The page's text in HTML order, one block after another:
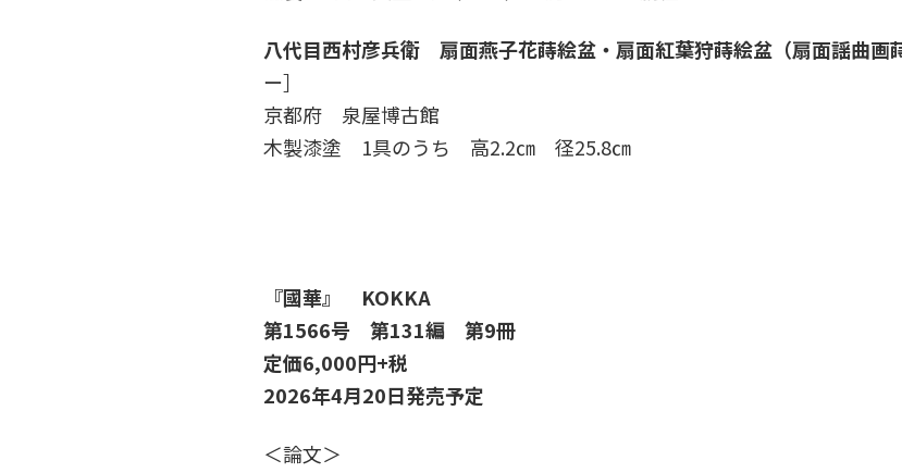
八代目西村彦兵衛 扇面燕子花蒔絵盆・扇面紅葉狩蒔絵盆（扇面謡曲画
ー］
京都府 泉屋博古館
木製漆塗 1具のうち 高2.2㎝ 径25.8㎝
『國華』 KOKKA
第1566号 第131編 第9冊
定価6,000円+税
2026年4月20日発売予定
＜論文＞